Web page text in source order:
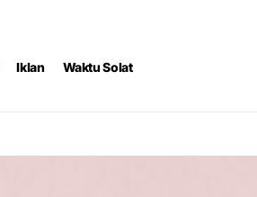
Iklan Waktu Solat